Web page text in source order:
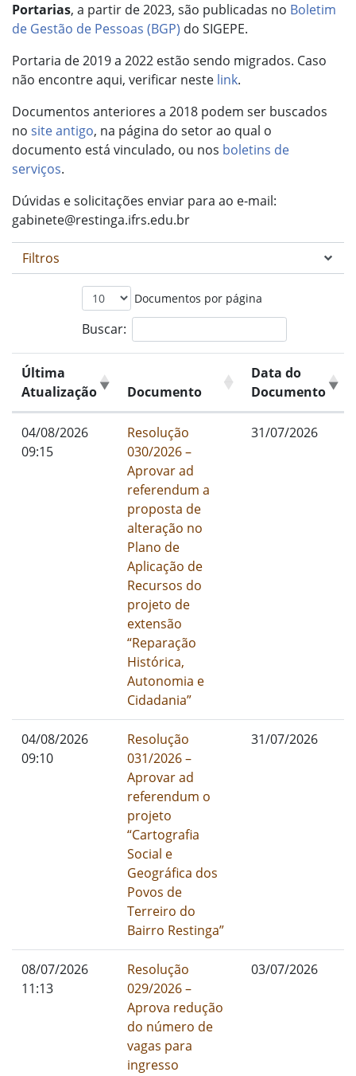
Portarias, a partir de 2023, são publicadas no Boletim
de Gestão de Pessoas (BGP) do SIGEPE.
Portaria de 2019 a 2022 estão sendo migrados. Caso
não encontre aqui, verificar neste link.
Documentos anteriores a 2018 podem ser buscados
no site antigo, na página do setor ao qual o
documento está vinculado, ou nos boletins de
serviços.
Dúvidas e solicitações enviar para ao e-mail:
gabinete@restinga.ifrs.edu.br
Filtros
Documentos por página
Buscar:
Última
Atualização
Documento
Data do
Documento
04/08/2026
09:15
Resolução
030/2026 –
Aprovar ad
referendum a
proposta de
alteração no
Plano de
Aplicação de
Recursos do
projeto de
extensão
“Reparação
Histórica,
Autonomia e
Cidadania”
31/07/2026
04/08/2026
09:10
Resolução
031/2026 –
Aprovar ad
referendum o
projeto
“Cartografia
Social e
Geográfica dos
Povos de
Terreiro do
Bairro Restinga”
31/07/2026
08/07/2026
11:13
Resolução
029/2026 –
Aprova redução
do número de
vagas para
ingresso
03/07/2026